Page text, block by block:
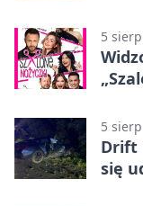
5
5
Drift
się